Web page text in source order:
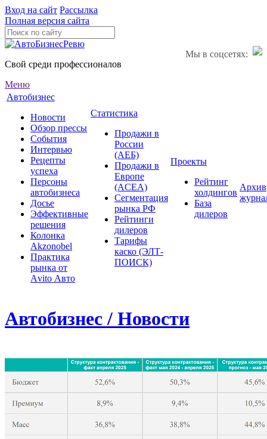
Вход на сайт Рассылка
Полная версия сайта
Мы в соцсетях:
Свой среди профессионалов
Меню
Автобизнес
Новости
Обзор прессы
События
Интервью
Рецепты
успеха
Персоны
автобизнеса
Досье
Эффективные
решения
Колонка
Akzonobel
Практика
рынка от
Аvito Авто
Статистика
Продажи в
России
(АЕБ)
Продажи в
Европе
(ACEA)
Сегментация
рынка РФ
Рейтинги
дилеров
Тарифы
каско (ЭЛТ-
ПОИСК)
Проекты
Рейтинг
холдингов
База
дилеров
Архив
Автобизнес / Новости